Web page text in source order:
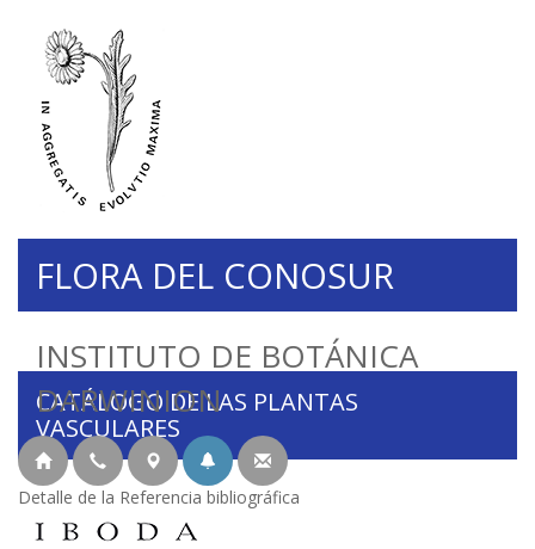
INSTITUTO DE BOTÁNICA
DARWINION
FLORA DEL CONOSUR
CATÁLOGO DE LAS PLANTAS
VASCULARES
Detalle de la Referencia bibliográfica